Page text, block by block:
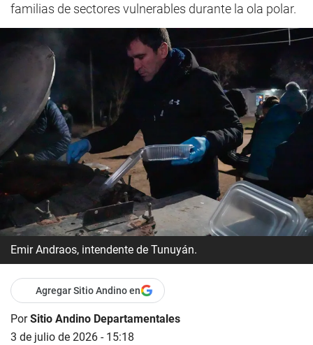
familias de sectores vulnerables durante la ola polar.
Emir Andraos, intendente de Tunuyán.
Agregar Sitio Andino en
PorSitio Andino Departamentales
3 de julio de 2026 - 15:18